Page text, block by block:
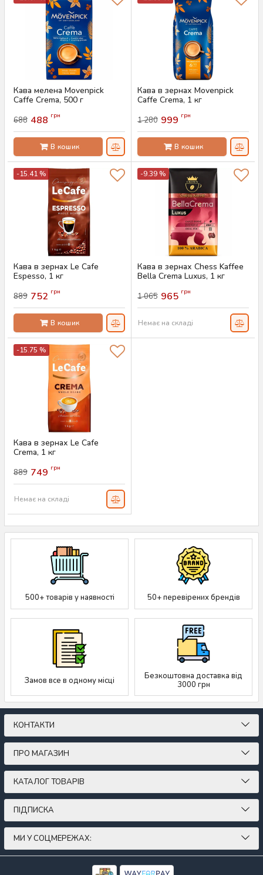
Кава мелена Movenpick
Caffe Crema, 500 г
688 488 грн
В кошик
Кава в зернах Movenpick
Caffe Crema, 1 кг
1 280 999 грн
В кошик
-15.41 %
Кава в зернах Le Cafe
Espesso, 1 кг
889 752 грн
В кошик
-9.39 %
Кава в зернах Chess Kaffee
Bella Crema Luxus, 1 кг
1 065 965 грн
Немає на складі
-15.75 %
Кава в зернах Le Cafe
Crema, 1 кг
889 749 грн
Немає на складі
500+ товарів у наявності 50+ перевірених брендів
Замов все в одному місці
Безкоштовна доставка від
3000 грн
КОНТАКТИ
ПРО МАГАЗИН
КАТАЛОГ ТОВАРІВ
ПІДПИСКА
МИ У СОЦМЕРЕЖАХ: